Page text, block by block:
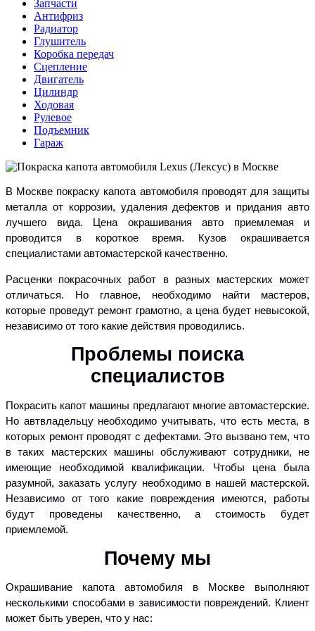
Запчасти
Антифриз
Радиатор
Глушитель
Коробка передач
Сцепление
Двигатель
Цилиндр
Ходовая
Рулевое
Подъемник
Гараж
В Москве покраску капота автомобиля проводят для защиты
металла от коррозии, удаления дефектов и придания авто
лучшего вида. Цена окрашивания авто приемлемая и
проводится в короткое время. Кузов окрашивается
специалистами автомастерской качественно.
Расценки покрасочных работ в разных мастерских может
отличаться. Но главное, необходимо найти мастеров,
которые проведут ремонт грамотно, а цена будет невысокой,
независимо от того какие действия проводились.
Проблемы поиска
специалистов
Покрасить капот машины предлагают многие автомастерские.
Но автвладельцу необходимо учитывать, что есть места, в
которых ремонт проводят с дефектами. Это вызвано тем, что
в таких мастерских машины обслуживают сотрудники, не
имеющие необходимой квалификации. Чтобы цена была
разумной, заказать услугу необходимо в нашей мастерской.
Независимо от того какие повреждения имеются, работы
будут проведены качественно, а стоимость будет
приемлемой.
Почему мы
Окрашивание капота автомобиля в Москве выполняют
несколькими способами в зависимости повреждений. Клиент
может быть уверен, что у нас: